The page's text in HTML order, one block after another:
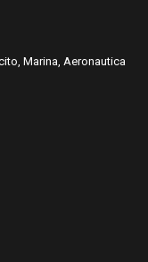
Marina, Aeronautica